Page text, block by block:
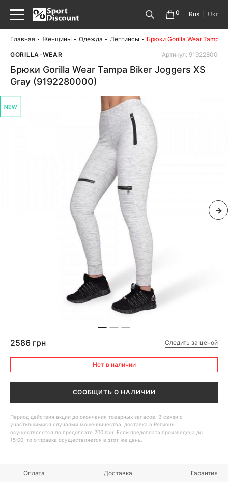
0 Rus Ukr
Главная Женщины Одежда Леггинсы
Брюки Gorilla Wear Tampa
GORILLA-WEAR
Артикул: 91922800
Брюки Gorilla Wear Tampa Biker Joggers XS
Gray (9192280000)
2586 грн Следить за ценой
Нет в наличии
СООБЩИТЬ О НАЛИЧИИ
Период действия акции до окончания товарных запасов. В связи с
участившимися случаями мошенничества, доставка в Регионы
осуществляется по предоплате 200 грн. Если предоплата произведена до
15:00, то отправка осуществляется в этот же день.
Оплата Доставка Гарантия